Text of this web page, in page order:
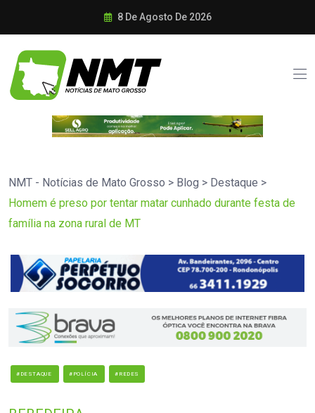
8 De Agosto De 2026
NMT - Notícias de Mato Grosso > Blog > Destaque >
Homem é preso por tentar matar cunhado durante festa de
família na zona rural de MT
#DESTAQUE #POLÍCIA #REDES